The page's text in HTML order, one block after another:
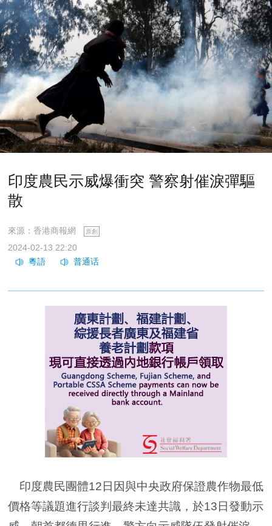
印度農民示威爆衝突 警察射催淚彈驅
散
來源：香港商報網 原創
2024-02-13 22:20
印度農民團體12日因與中央政府保證農作物最低
價格等議題進行談判最終未達共識，於13日發動示